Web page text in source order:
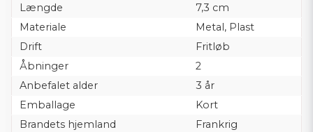
Længde
7,3 cm
Materiale
Metal, Plast
Drift
Fritløb
Åbninger
2
Anbefalet alder
3 år
Emballage
Kort
Brandets hjemland
Frankrig